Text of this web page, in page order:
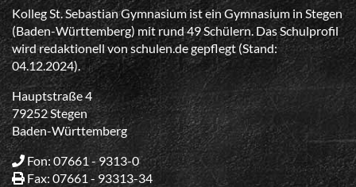
Kolleg St. Sebastian Gymnasium ist ein Gymnasium in Stegen
(Baden-Württemberg) mit rund 49 Schülern. Das Schulprofil
wird redaktionell von schulen.de gepflegt (Stand:
04.12.2024).
Hauptstraße 4
79252 Stegen
Baden-Württemberg
Fon: 07661 - 9313-0
Fax: 07661 - 93313-34